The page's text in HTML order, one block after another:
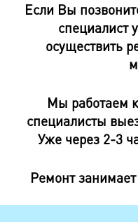
Если Вы
специалист
осуществить
Мы работаем
специалисты
Уже через 2-3
Ремонт